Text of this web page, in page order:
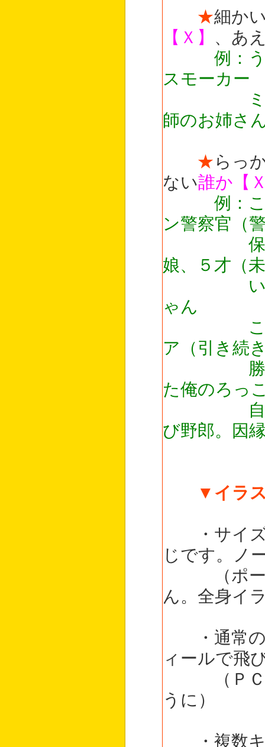
★細か
【Ｘ】 、あ
例：
スモーカー
ミニスカ
師のお姉さ
★ らっ
ない誰か【
例：
ン警察官（
保育園に
娘、５才（
いつもい
ゃん
こっそり
ア（引き続
勝手に一
た俺のろっ
自分のＰ
び野郎。因
▼イラ
・サイズ
じです。ノ
（ポート
ん。全身イ
・通常の
ィールで飛
（ＰＣ本
うに）
・複数キ